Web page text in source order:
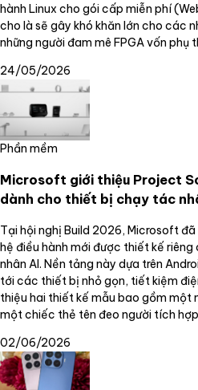
hành Linux cho gói cấp miễn phí
cho là sẽ gây khó khăn lớn cho các
những người đam mê FPGA vốn phụ
24/05/2026
Phần mềm
Microsoft giới thiệu Project
dành cho thiết bị chạy tác
Tại hội nghị Build 2026, Microsoft
hệ điều hành mới được thiết kế
nhân AI. Nền tảng này dựa trên
tới các thiết bị nhỏ gọn, tiết kiệm
thiệu hai thiết kế mẫu bao gồm một
một chiếc thẻ tên đeo người tích hợp
02/06/2026